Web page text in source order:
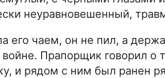
неуравновешенный,
его чаем, он не пил, а
войне. Прапорщик говорил о
и рядом с ним был ранен